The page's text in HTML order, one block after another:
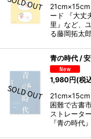
ード 『大丈
里』など、
る藤岡拓太
青の時代 /
1,980円(税
困難で古書
ストレータ
『青の時代